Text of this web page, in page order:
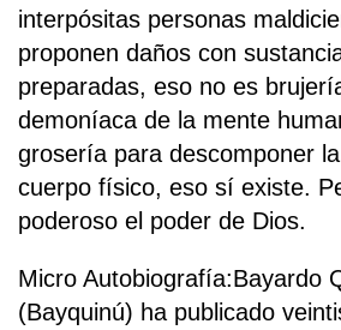
interpósitas personas
proponen daños con
preparadas, eso no es
demoníaca de la mente
grosería para descomponer
cuerpo físico, eso sí existe.
poderoso el poder de Dios.
Micro Autobiografía:Bayardo
(Bayquinú) ha publicado